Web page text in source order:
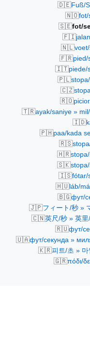
🇩🇪Fuß/
🇳🇴fot/
🇸🇪fot/
🇫🇮
🇳🇱
🇫🇷pied/
🇮🇹piede/
🇵🇱
🇨🇿
🇷🇴
🇹🇷ayak/saniye »
🇮🇩
🇵🇭paa/kada
🇷🇸
🇭🇷
🇸🇰
🇮🇸fótar/
🇭🇺láb/
🇧🇬фут/
🇯🇵フィート/秒 »
🇨🇳英尺/秒 » 英里
🇷🇺фут/
🇺🇦фут/секунда »
🇰🇷피트/초 » 마
🇬🇷πόδι/